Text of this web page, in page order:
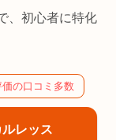
、初心者に特化
の口コミ多数
レッス